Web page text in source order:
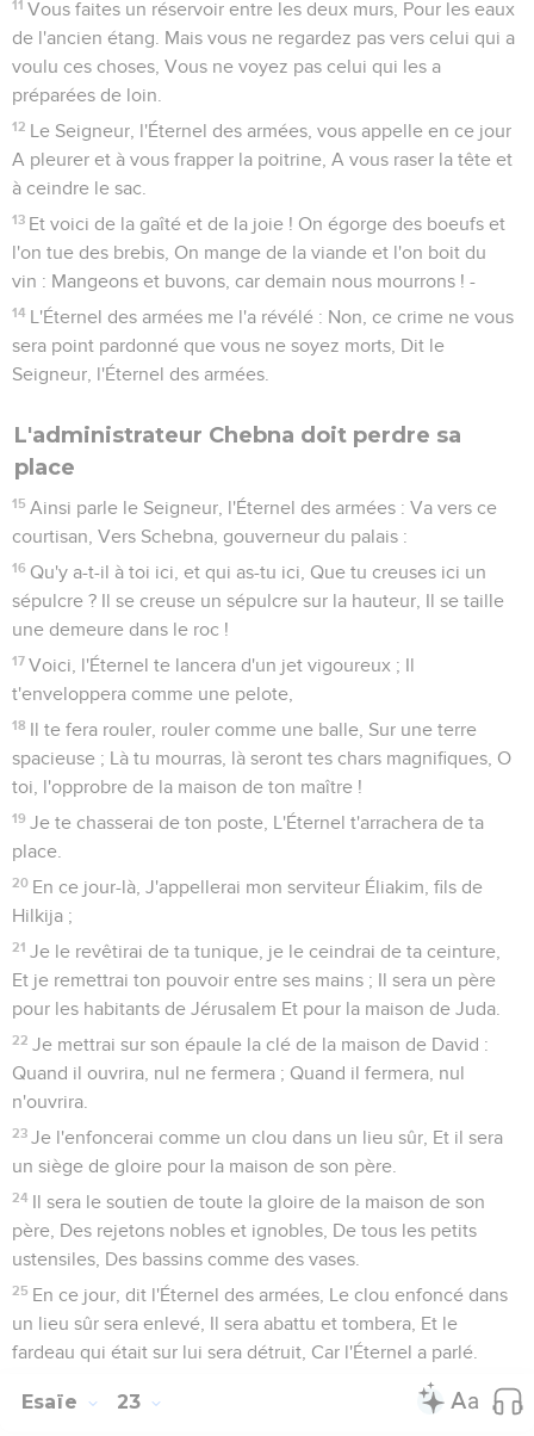
11 Vous faites un réservoir entre les deux murs, Pour les eaux
de l'ancien étang. Mais vous ne regardez pas vers celui qui a
voulu ces choses, Vous ne voyez pas celui qui les a
préparées de loin.
12 Le Seigneur, l'Éternel des armées, vous appelle en ce jour
A pleurer et à vous frapper la poitrine, A vous raser la tête et
à ceindre le sac.
13 Et voici de la gaîté et de la joie ! On égorge des boeufs et
l'on tue des brebis, On mange de la viande et l'on boit du
vin : Mangeons et buvons, car demain nous mourrons ! -
14 L'Éternel des armées me l'a révélé : Non, ce crime ne vous
sera point pardonné que vous ne soyez morts, Dit le
Seigneur, l'Éternel des armées.
L'administrateur Chebna doit perdre sa
place
15 Ainsi parle le Seigneur, l'Éternel des armées : Va vers ce
courtisan, Vers Schebna, gouverneur du palais :
16 Qu'y a-t-il à toi ici, et qui as-tu ici, Que tu creuses ici un
sépulcre ? Il se creuse un sépulcre sur la hauteur, Il se taille
une demeure dans le roc !
17 Voici, l'Éternel te lancera d'un jet vigoureux ; Il
t'enveloppera comme une pelote,
18 Il te fera rouler, rouler comme une balle, Sur une terre
spacieuse ; Là tu mourras, là seront tes chars magnifiques, O
toi, l'opprobre de la maison de ton maître !
19 Je te chasserai de ton poste, L'Éternel t'arrachera de ta
place.
20 En ce jour-là, J'appellerai mon serviteur Éliakim, fils de
Hilkija ;
21 Je le revêtirai de ta tunique, je le ceindrai de ta ceinture,
Et je remettrai ton pouvoir entre ses mains ; Il sera un père
pour les habitants de Jérusalem Et pour la maison de Juda.
22 Je mettrai sur son épaule la clé de la maison de David :
Quand il ouvrira, nul ne fermera ; Quand il fermera, nul
n'ouvrira.
23 Je l'enfoncerai comme un clou dans un lieu sûr, Et il sera
un siège de gloire pour la maison de son père.
24 Il sera le soutien de toute la gloire de la maison de son
père, Des rejetons nobles et ignobles, De tous les petits
ustensiles, Des bassins comme des vases.
25 En ce jour, dit l'Éternel des armées, Le clou enfoncé dans
un lieu sûr sera enlevé, Il sera abattu et tombera, Et le
fardeau qui était sur lui sera détruit, Car l'Éternel a parlé.
Esaïe 23